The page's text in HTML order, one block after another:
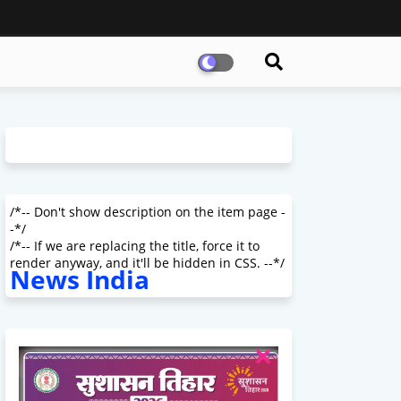
/*-- Don't show description on the item page -
-*/
/*-- If we are replacing the title, force it to
render anyway, and it'll be hidden in CSS. --*/
News India